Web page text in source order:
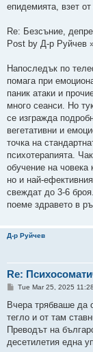
епидемията, взет
Re: Безсъние,
Post by Д-р Руйчев
Напоследък по
помага при
паник атаки и
много сеанси. Но
се изгражда
вегетативни и
точка на
психотерапията.
обучение на човека
но и най-
свеждат до 3-6
поеме здравето в
Д-р Руйчев
Re:
P
s
Tue Mar 25, 2025
Вчера трябваше да
тегло и от там
Преводът на
десетилетия една